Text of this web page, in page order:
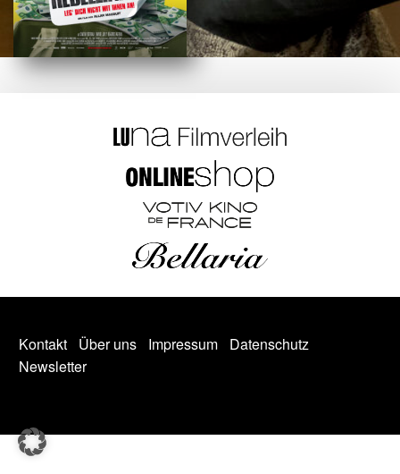
Kontakt Über uns Impressum
Datenschutz
Newsletter